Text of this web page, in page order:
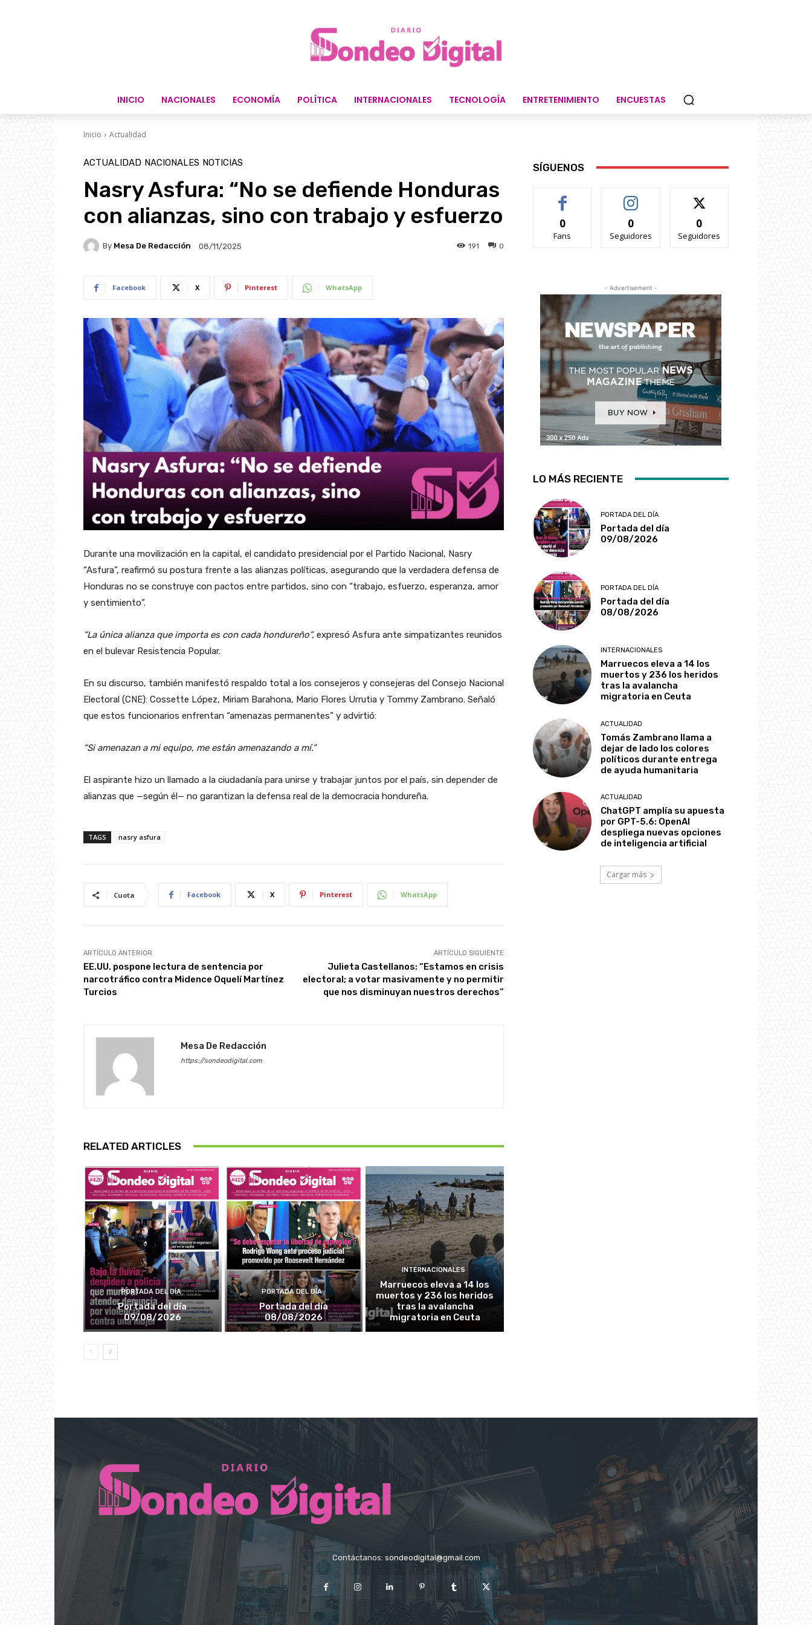
INICIO NACIONALES ECONOMÍA POLÍTICA INTERNACIONALES TECNOLOGÍA ENTRETENIMIENTO ENCUESTAS
Inicio Actualidad
ACTUALIDAD NACIONALES NOTICIAS
Nasry Asfura: “No se defiende Honduras
con alianzas, sino con trabajo y esfuerzo
By Mesa De Redacción 08/11/2025 0
191
Facebook X Pinterest WhatsApp
Durante una movilización en la capital, el candidato presidencial por el Partido Nacional, Nasry
“Asfura”, reafirmó su postura frente a las alianzas políticas, asegurando que la verdadera defensa de
Honduras no se construye con pactos entre partidos, sino con “trabajo, esfuerzo, esperanza, amor
y sentimiento”.
“La única alianza que importa es con cada hondureño”, expresó Asfura ante simpatizantes reunidos
en el bulevar Resistencia Popular.
En su discurso, también manifestó respaldo total a los consejeros y consejeras del Consejo Nacional
Electoral (CNE): Cossette López, Miriam Barahona, Mario Flores Urrutia y Tommy Zambrano. Señaló
que estos funcionarios enfrentan “amenazas permanentes” y advirtió:
“Si amenazan a mi equipo, me están amenazando a mí.”
El aspirante hizo un llamado a la ciudadanía para unirse y trabajar juntos por el país, sin depender de
alianzas que —según él— no garantizan la defensa real de la democracia hondureña.
TAGS nasry asfura
Cuota Facebook X Pinterest WhatsApp
ARTÍCULO ANTERIOR
EE.UU. pospone lectura de sentencia por
narcotráfico contra Midence Oquelí Martínez
Turcios
ARTÍCULO SIGUIENTE
Julieta Castellanos: “Estamos en crisis
electoral; a votar masivamente y no permitir
que nos disminuyan nuestros derechos”
Mesa De Redacción
https://sondeodigital.com
RELATED ARTICLES
PORTADA DEL DÍA
Portada del día
09/08/2026
PORTADA DEL DÍA
Portada del día
08/08/2026
INTERNACIONALES
Marruecos eleva a 14 los
muertos y 236 los heridos
tras la avalancha
migratoria en Ceuta
SÍGUENOS
0
Fans
0
Seguidores
0
Seguidores
- Advertisement -
LO MÁS RECIENTE
PORTADA DEL DÍA
Portada del día
09/08/2026
PORTADA DEL DÍA
Portada del día
08/08/2026
INTERNACIONALES
Marruecos eleva a 14 los
muertos y 236 los heridos
tras la avalancha
migratoria en Ceuta
ACTUALIDAD
Tomás Zambrano llama a
dejar de lado los colores
políticos durante entrega
de ayuda humanitaria
ACTUALIDAD
ChatGPT amplía su apuesta
por GPT-5.6: OpenAI
despliega nuevas opciones
de inteligencia artificial
Cargar más
Contáctanos: sondeodigital@gmail.com